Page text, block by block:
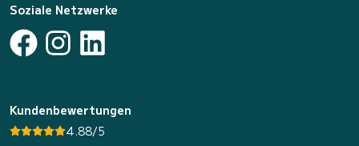
Soziale Netzwerke
Kundenbewertungen
4.88/5